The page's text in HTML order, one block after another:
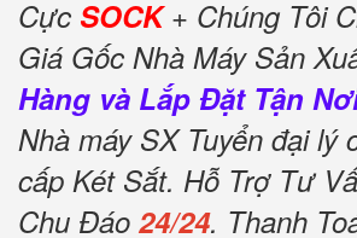
Cực SOCK+ Chúng Tôi
Giá Gốc Nhà Máy Sản
Hàng và Lắp Đặt Tận
Nhà máy SX Tuyển đại lý
cấp Két Sắt. Hỗ Trợ Tư
Chu Đáo 24/24. Thanh